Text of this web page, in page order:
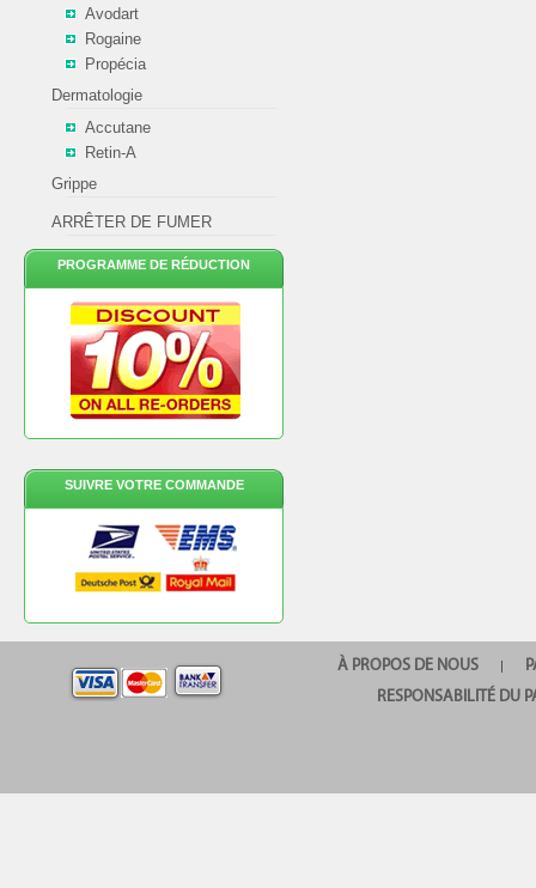
Avodart
Rogaine
Propécia
Dermatologie
Accutane
Retin-A
Grippe
ARRÊTER DE FUMER
PROGRAMME DE RÉDUCTION
SUIVRE VOTRE COMMANDE
À PROPOS DE NOUS |
RESPONSABILITÉ DU